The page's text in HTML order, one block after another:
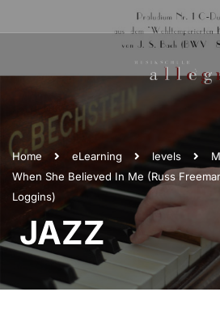
Home eLearning levels
When She Believed In Me (Russ
Loggins)
JAZZ